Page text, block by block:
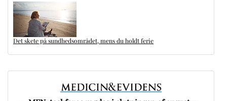
Det skete på sundhedsområdet, mens du holdt ferie